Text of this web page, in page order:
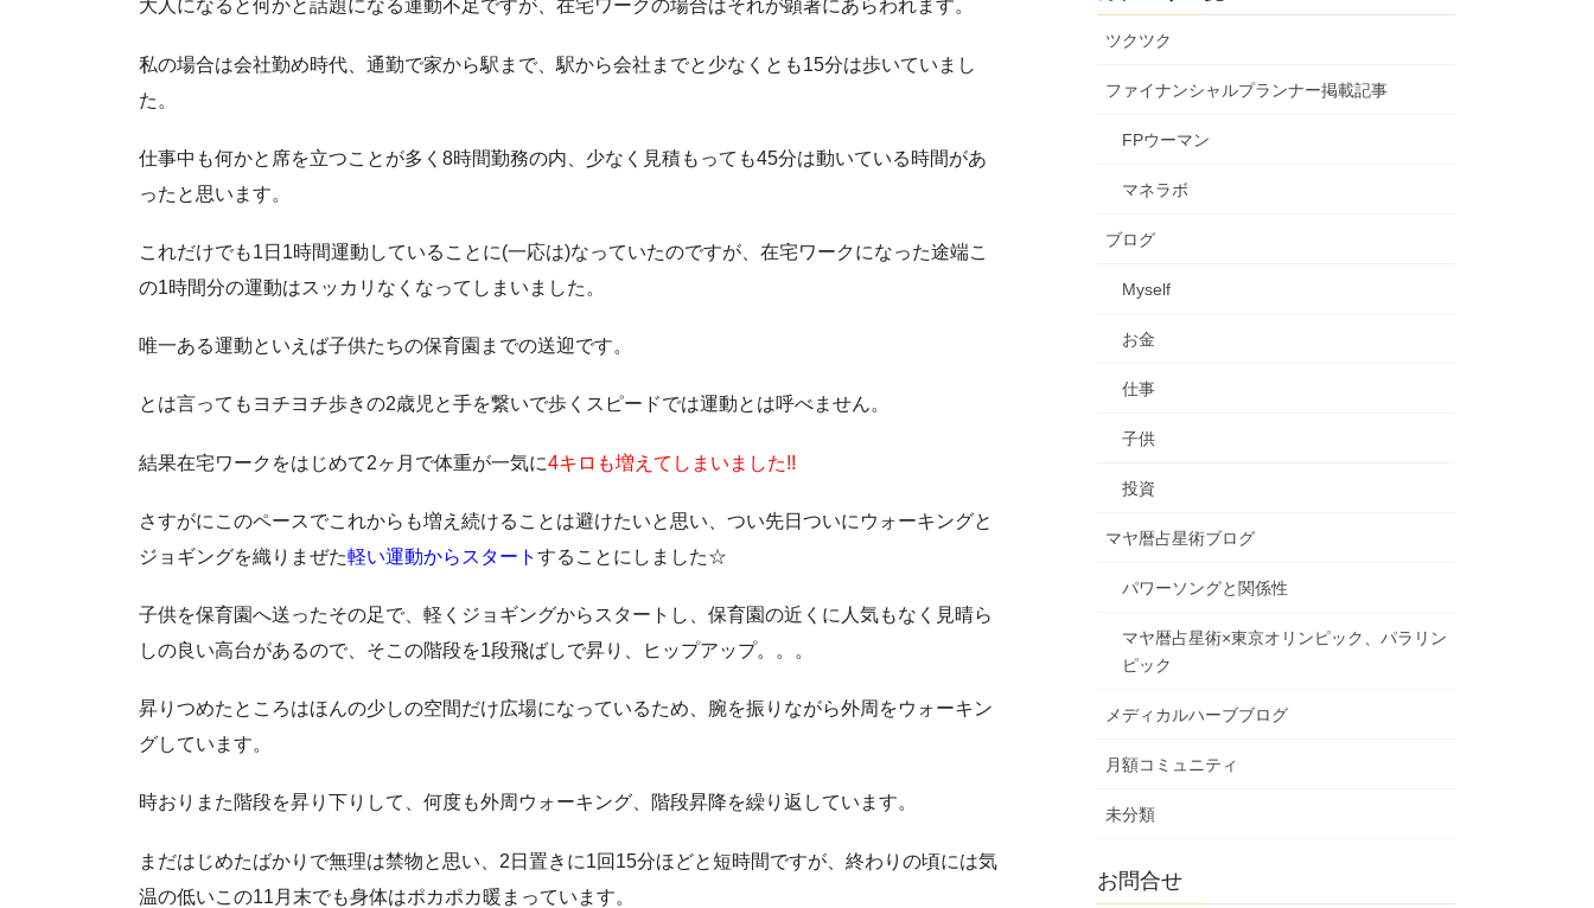
大人になると何かと話題になる運動不足ですが、在宅ワークの場合はそれが顕著にあらわれます。
私の場合は会社勤め時代、通勤で家から駅まで、駅から会社までと少なくとも15分は歩いていまし
た。
仕事中も何かと席を立つことが多く8時間勤務の内、少なく見積もっても45分は動いている時間があ
ったと思います。
これだけでも1日1時間運動していることに(一応は)なっていたのですが、在宅ワークになった途端こ
の1時間分の運動はスッカリなくなってしまいました。
唯一ある運動といえば子供たちの保育園までの送迎です。
とは言ってもヨチヨチ歩きの2歳児と手を繋いで歩くスピードでは運動とは呼べません。
結果在宅ワークをはじめて2ヶ月で体重が一気に4キロも増えてしまいました!!
さすがにこのペースでこれからも増え続けることは避けたいと思い、つい先日ついにウォーキングと
ジョギングを織りまぜた軽い運動からスタート することにしました☆
子供を保育園へ送ったその足で、軽くジョギングからスタートし、保育園の近くに人気もなく見晴ら
しの良い高台があるので、そこの階段を1段飛ばしで昇り、ヒップアップ。。。
昇りつめたところはほんの少しの空間だけ広場になっているため、腕を振りながら外周をウォーキン
グしています。
時おりまた階段を昇り下りして、何度も外周ウォーキング、階段昇降を繰り返しています。
まだはじめたばかりで無理は禁物と思い、2日置きに1回15分ほどと短時間ですが、終わりの頃には気
温の低いこの11月末でも身体はポカポカ暖まっています。
ツクツク
ファイナンシャルプランナー掲載記事
FPウーマン
マネラボ
ブログ
Myself
お金
仕事
子供
投資
マヤ暦占星術ブログ
パワーソングと関係性
マヤ暦占星術×東京オリンピック、パラリン
ピック
メディカルハーブブログ
月額コミュニティ
未分類
お問合せ